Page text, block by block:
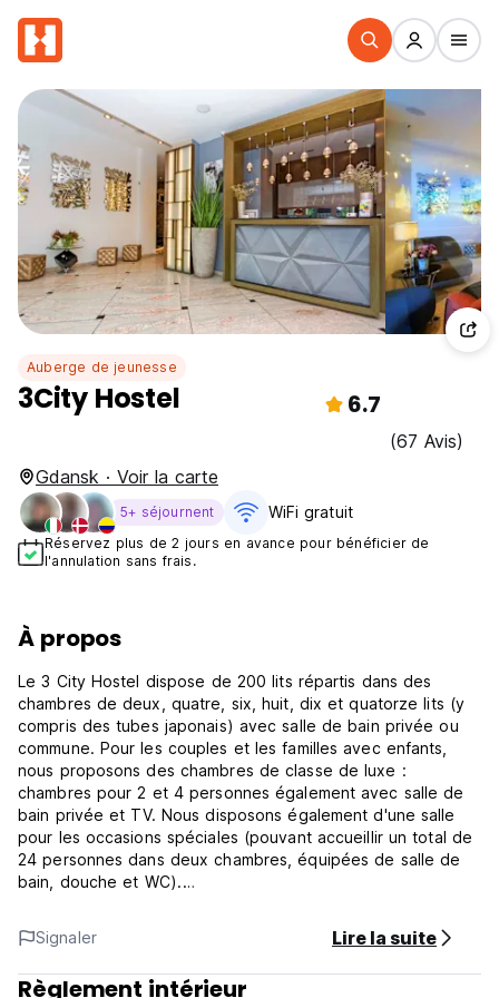
Auberge de jeunesse
3City Hostel 6.7
(67 Avis)
Gdansk · Voir la carte
5+ séjournent WiFi gratuit
Réservez plus de 2 jours en avance pour bénéficier de
l'annulation sans frais.
À propos
Le 3 City Hostel dispose de 200 lits répartis dans des
chambres de deux, quatre, six, huit, dix et quatorze lits (y
compris des tubes japonais) avec salle de bain privée ou
commune. Pour les couples et les familles avec enfants,
nous proposons des chambres de classe de luxe :
chambres pour 2 et 4 personnes également avec salle de
bain privée et TV. Nous disposons également d'une salle
pour les occasions spéciales (pouvant accueillir un total de
24 personnes dans deux chambres, équipées de salle de
bain, douche et WC).
Proposant un hébergement bon marché à Gdansk, nos
clients disposent d'une réception ouverte 24h/24, où vous
pouvez obtenir une aide professionnelle avec des
informations touristiques. Un patio extérieur, appartenant à
Signaler Lire la suite
Règlement intérieur